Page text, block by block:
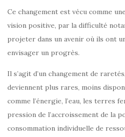
Ce changement est vécu comme
vision positive, par la difficulté
projeter dans un avenir où ils ont
envisager un progrès.
Il s’agit d’un changement de
deviennent plus rares, moins
comme l’énergie, l’eau, les terres
pression de l’accroissement de la
consommation individuelle de